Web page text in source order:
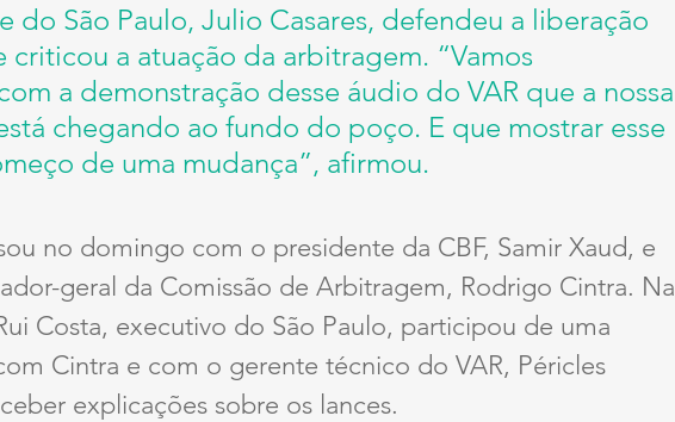
do São Paulo, Julio Casares, defendeu a liberação
criticou a atuação da arbitragem. “Vamos
a demonstração desse áudio do VAR que a nossa
chegando ao fundo do poço. E que mostrar esse
de uma mudança”, afirmou.
no domingo com o presidente da CBF, Samir Xaud, e
geral da Comissão de Arbitragem, Rodrigo Cintra. Na
Costa, executivo do São Paulo, participou de uma
Cintra e com o gerente técnico do VAR, Péricles
explicações sobre os lances.